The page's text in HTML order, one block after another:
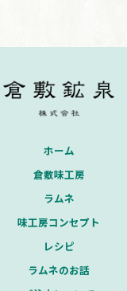
ホーム
倉敷味工房
ラムネ
味工房コンセプト
レシピ
ラムネのお話